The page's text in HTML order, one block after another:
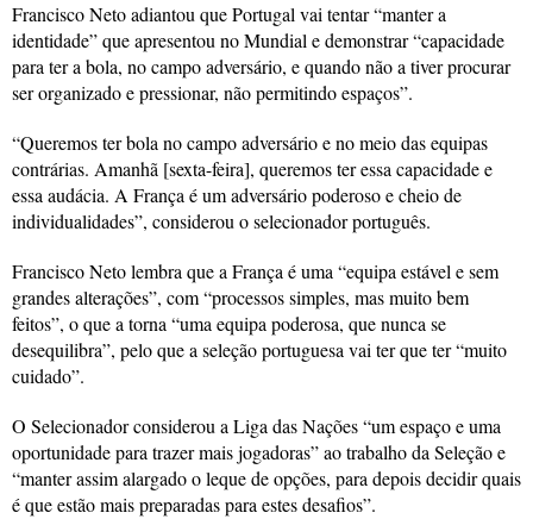
Francisco Neto adiantou que Portugal vai tentar “manter a
identidade” que apresentou no Mundial e demonstrar “capacidade
para ter a bola, no campo adversário, e quando não a tiver procurar
ser organizado e pressionar, não permitindo espaços”.
“Queremos ter bola no campo adversário e no meio das equipas
contrárias. Amanhã [sexta-feira], queremos ter essa capacidade e
essa audácia. A França é um adversário poderoso e cheio de
individualidades”, considerou o selecionador português.
Francisco Neto lembra que a França é uma “equipa estável e sem
grandes alterações”, com “processos simples, mas muito bem
feitos”, o que a torna “uma equipa poderosa, que nunca se
desequilibra”, pelo que a seleção portuguesa vai ter que ter “muito
cuidado”.
O Selecionador considerou a Liga das Nações “um espaço e uma
oportunidade para trazer mais jogadoras” ao trabalho da Seleção e
“manter assim alargado o leque de opções, para depois decidir quais
é que estão mais preparadas para estes desafios”.